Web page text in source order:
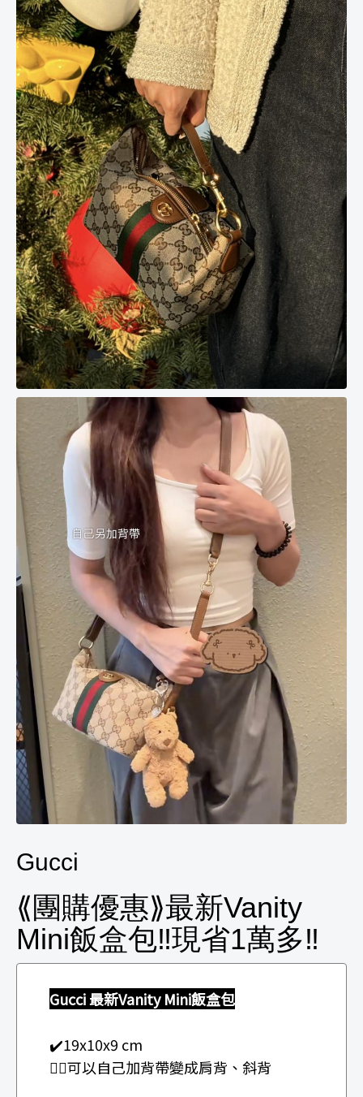
Gucci
⟪團購優惠⟫最新Vanity
Mini飯盒包‼️現省1萬多‼️
Gucci 最新Vanity Mini飯盒包
✔️19x10x9 cm
👉🏻可以自己加背帶變成肩背、斜背